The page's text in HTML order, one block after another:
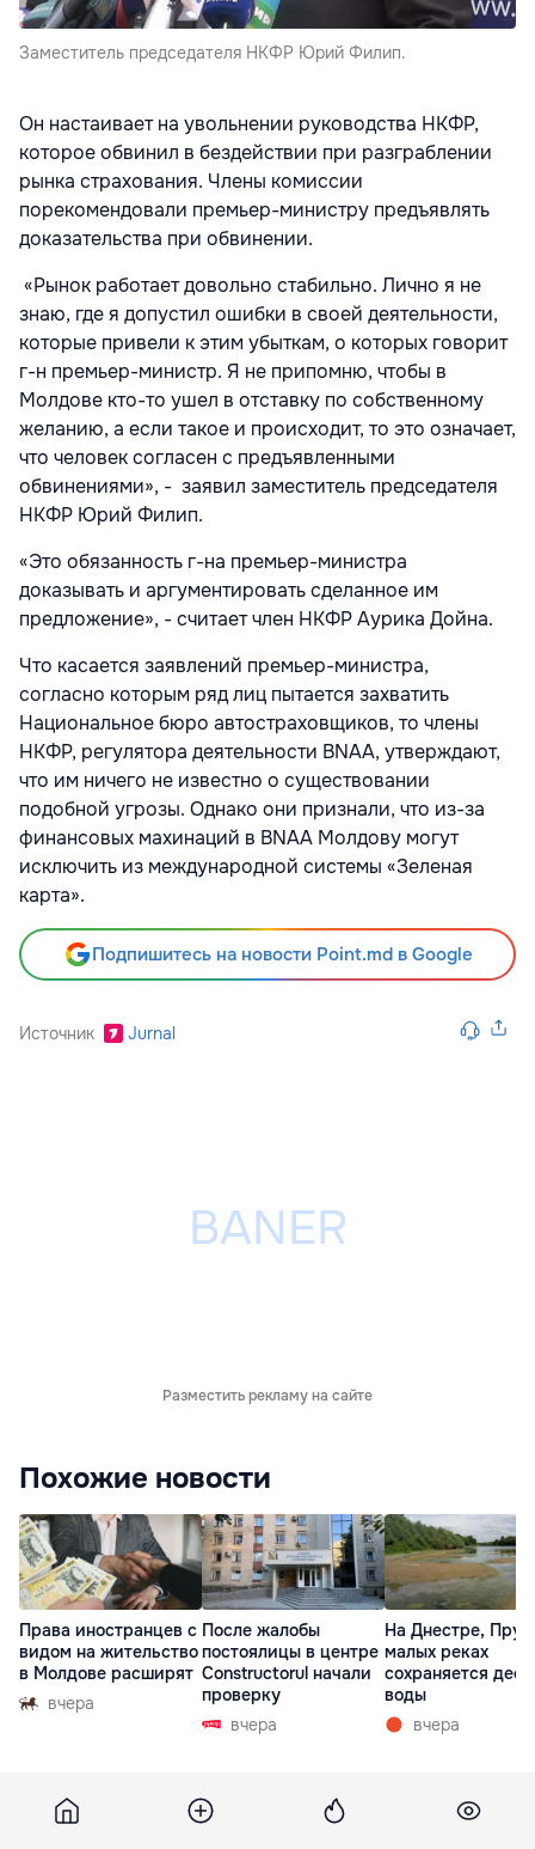
Заместитель председателя НКФР Юрий Филип.
Он настаивает на увольнении руководства НКФР,
которое обвинил в бездействии при разграблении
рынка страхования. Члены комиссии
порекомендовали премьер-министру предъявлять
доказательства при обвинении.
«Рынок работает довольно стабильно. Лично я не
знаю, где я допустил ошибки в своей деятельности,
которые привели к этим убыткам, о которых говорит
г-н премьер-министр. Я не припомню, чтобы в
Молдове кто-то ушел в отставку по собственному
желанию, а если такое и происходит, то это означает,
что человек согласен с предъявленными
обвинениями», - заявил заместитель председателя
НКФР Юрий Филип.
«Это обязанность г-на премьер-министра
доказывать и аргументировать сделанное им
предложение», - считает член НКФР Аурика Дойна.
Что касается заявлений премьер-министра,
согласно которым ряд лиц пытается захватить
Национальное бюро автостраховщиков, то члены
НКФР, регулятора деятельности BNAA, утверждают,
что им ничего не известно о существовании
подобной угрозы. Однако они признали, что из-за
финансовых махинаций в BNAA Молдову могут
исключить из международной системы «Зеленая
карта».
Подпишитесь на новости Point.md в Google
Источник Jurnal
Разместить рекламу на сайте
Похожие новости
Права иностранцев с
видом на жительство
в Молдове расширят
вчера
После жалобы
постоялицы в центре
Constructorul начали
проверку
вчера
На Днестре,
малых реках
сохраняется
воды
вчера